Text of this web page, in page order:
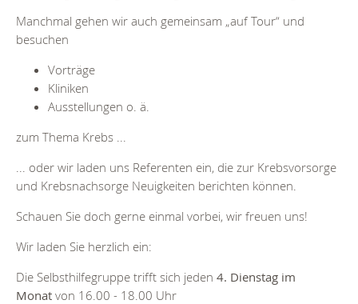
Manchmal gehen wir auch gemeinsam „auf Tour“ und
besuchen
Vorträge
Kliniken
Ausstellungen o. ä.
zum Thema Krebs ...
... oder wir laden uns Referenten ein, die zur Krebsvorsorge
und Krebsnachsorge Neuigkeiten berichten können.
Schauen Sie doch gerne einmal vorbei, wir freuen uns!
Wir laden Sie herzlich ein:
Die Selbsthilfegruppe trifft sich jeden 4. Dienstag im
Monat von 16.00 - 18.00 Uhr